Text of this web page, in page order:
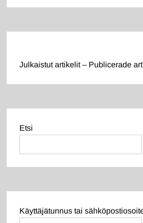
Julkaistut artikelit – Publicerade
Etsi
Käyttäjätunnus tai